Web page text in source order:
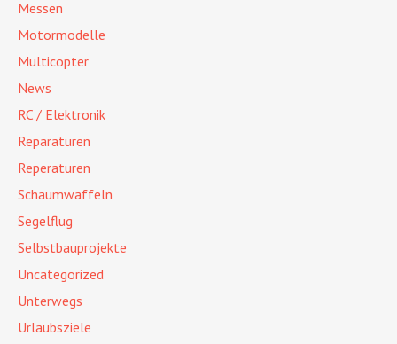
Messen
Motormodelle
Multicopter
News
RC / Elektronik
Reparaturen
Reperaturen
Schaumwaffeln
Segelflug
Selbstbauprojekte
Uncategorized
Unterwegs
Urlaubsziele